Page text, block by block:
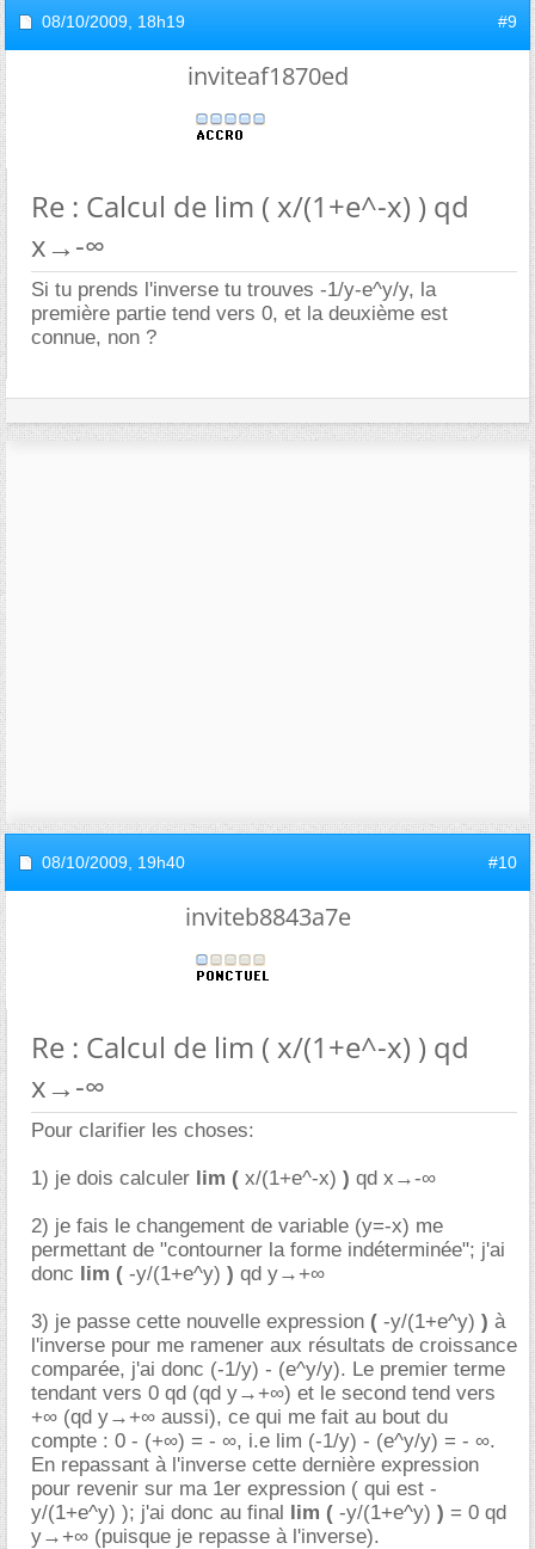
08/10/2009, 18h19 #9
inviteaf1870ed
Re : Calcul de lim ( x/(1+e^-x) ) qd
x→-∞
Si tu prends l'inverse tu trouves -1/y-e^y/y, la
première partie tend vers 0, et la deuxième est
connue, non ?
08/10/2009, 19h40 #10
inviteb8843a7e
Re : Calcul de lim ( x/(1+e^-x) ) qd
x→-∞
Pour clarifier les choses:
1) je dois calculer lim ( x/(1+e^-x) ) qd x→-∞
2) je fais le changement de variable (y=-x) me
permettant de "contourner la forme indéterminée"; j'ai
donc lim ( -y/(1+e^y) ) qd y→+∞
3) je passe cette nouvelle expression ( -y/(1+e^y) ) à
l'inverse pour me ramener aux résultats de croissance
comparée, j'ai donc (-1/y) - (e^y/y). Le premier terme
tendant vers 0 qd (qd y→+∞) et le second tend vers
+∞ (qd y→+∞ aussi), ce qui me fait au bout du
compte : 0 - (+∞) = - ∞, i.e lim (-1/y) - (e^y/y) = - ∞.
En repassant à l'inverse cette dernière expression
pour revenir sur ma 1er expression ( qui est -
y/(1+e^y) ); j'ai donc au final lim ( -y/(1+e^y) ) = 0 qd
y→+∞ (puisque je repasse à l'inverse).